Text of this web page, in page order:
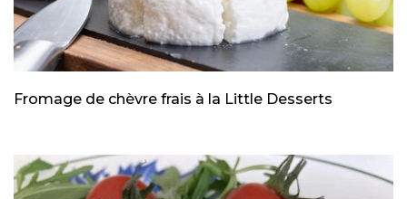
Fromage de chèvre frais à la Little Desserts